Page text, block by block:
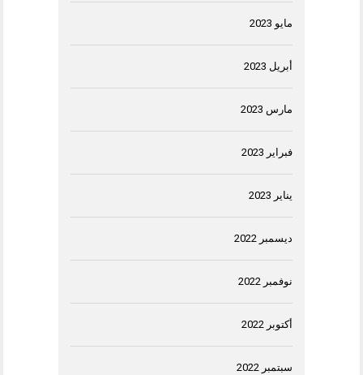
مايو 2023
أبريل 2023
مارس 2023
فبراير 2023
يناير 2023
ديسمبر 2022
نوفمبر 2022
أكتوبر 2022
سبتمبر 2022